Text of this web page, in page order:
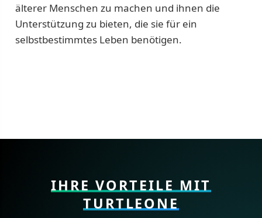
älterer Menschen zu machen und ihnen die
Unterstützung zu bieten, die sie für ein
selbstbestimmtes Leben benötigen.
IHRE VORTEILE MIT
TURTLEONE